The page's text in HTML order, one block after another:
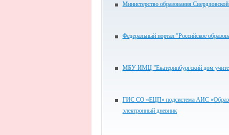
Министерство образования
Федеральный портал "Российское
МБУ ИМЦ "Екатеринбургский дом
ГИС СО «ЕЦП» подсистема АИС
электронный дневник